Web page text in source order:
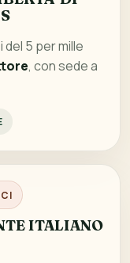
5 per mille
, con sede a
ITALIANO